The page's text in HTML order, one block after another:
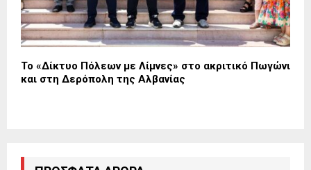
Το «Δίκτυο Πόλεων με Λίμνες» στο ακριτικό Πωγώνι
και στη Δερόπολη της Αλβανίας